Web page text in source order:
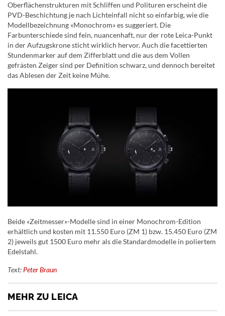
Oberflächenstrukturen mit Schliffen und Polituren erscheint die
PVD-Beschichtung je nach Lichteinfall nicht so einfarbig, wie die
Modellbezeichnung «Monochrom» es suggeriert. Die
Farbunterschiede sind fein, nuancenhaft, nur der rote Leica-Punkt
in der Aufzugskrone sticht wirklich hervor. Auch die facettierten
Stundenmarker auf dem Zifferblatt und die aus dem Vollen
gefrästen Zeiger sind per Definition schwarz, und dennoch bereitet
das Ablesen der Zeit keine Mühe.
Beide «Zeitmesser»-Modelle sind in einer Monochrom-Edition
erhältlich und kosten mit 11.550 Euro (ZM 1) bzw. 15.450 Euro (ZM
2) jeweils gut 1500 Euro mehr als die Standardmodelle in poliertem
Edelstahl.
Text: Peter Braun
MEHR ZU LEICA